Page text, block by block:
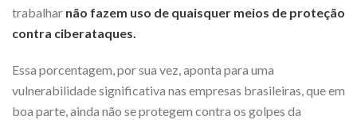
trabalhar não fazem uso de quaisquer meios de proteção
contra ciberataques.
Essa porcentagem, por sua vez, aponta para uma
vulnerabilidade significativa nas empresas brasileiras, que em
boa parte, ainda não se protegem contra os golpes da